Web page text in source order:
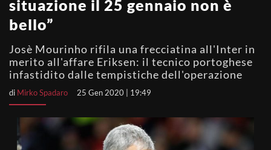
situazione il 25 gennaio non è
bello”
Josè Mourinho rifila una frecciatina all'Inter in
merito all'affare Eriksen: il tecnico portoghese
infastidito dalle tempistiche dell'operazione
di Mirko Spadaro 25 Gen 2020 | 19:49